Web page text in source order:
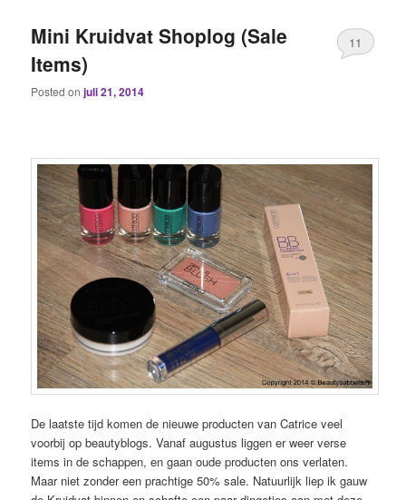
Mini Kruidvat Shoplog (Sale
Items)
Posted onjuli 21, 2014
11
De laatste tijd komen de nieuwe producten van Catrice veel
voorbij op beautyblogs. Vanaf augustus liggen er weer verse
items in de schappen, en gaan oude producten ons verlaten.
Maar niet zonder een prachtige 50% sale. Natuurlijk liep ik gauw